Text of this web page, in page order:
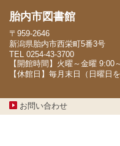
胎内市図書館
〒959-2646
新潟県胎内市西栄町5番3号
TEL 0254-43-3700
【開館時間】火曜～金曜
【休館日】毎月末日（日曜日
お問い合わせ